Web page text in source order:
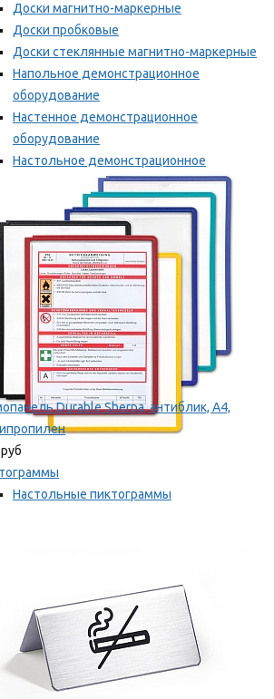
Доски магнитно-маркерные
Доски пробковые
Доски стеклянные магнитно-маркерные
Напольное демонстрационное
оборудование
Настенное демонстрационное
оборудование
Настольное демонстрационное
оборудование
Durable Sherpa, антиблик, А4,
Настольные пиктограммы